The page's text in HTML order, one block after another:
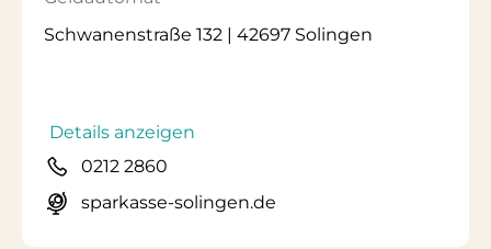
Schwanenstraße 132 | 42697 Solingen
Details anzeigen
0212 2860
sparkasse-solingen.de